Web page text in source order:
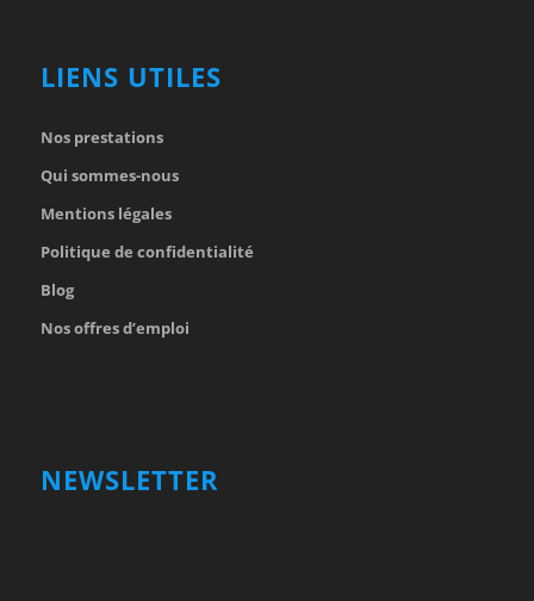
LIENS UTILES
Nos prestations
Qui sommes-nous
Mentions légales
Politique de confidentialité
Blog
Nos offres d’emploi
NEWSLETTER